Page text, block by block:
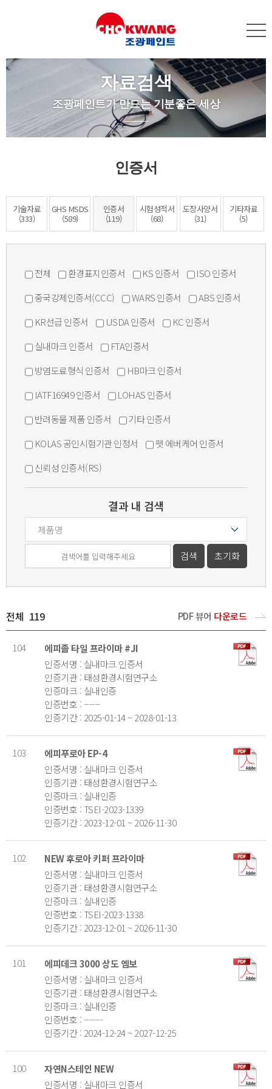
자료검색
조광페인트가 만드는 기분좋은 세상
인증서
기술자료
(333)
GHS MSDS
(589)
인증서
(119)
시험성적서
(68)
도장사양서
(31)
기타자료
(5)
전체 환경표지인증서 KS 인증서
ISO 인증서
중국강제인증서(CCC)
WARS 인증서
ABS 인증서
KR선급 인증서
USDA 인증서
KC 인증서
실내마크 인증서
FTA인증서
방염도료형식 인증서
HB마크 인증서
IATF16949 인증서
LOHAS 인증서
반려동물 제품 인증서
기타 인증서
KOLAS 공인시험기관 인정서
펫 에버케어 인증서
신뢰성 인증서(RS)
결과 내 검색
전체 119 PDF 뷰어 다운로드
104
에피졸 타일 프라이마 #JI
인증서명 : 실내마크 인증서
인증기관 : 태성환경시험연구소
인증마크 : 실내인증
인증번호 : ------
인증기간 : 2025-01-14 ~ 2028-01-13
103
에피푸로아 EP-4
인증서명 : 실내마크 인증서
인증기관 : 태성환경시험연구소
인증마크 : 실내인증
인증번호 : TSEI-2023-1339
인증기간 : 2023-12-01 ~ 2026-11-30
102
NEW 후로아 키퍼 프라이마
인증서명 : 실내마크 인증서
인증기관 : 태성환경시험연구소
인증마크 : 실내인증
인증번호 : TSEI-2023-1338
인증기간 : 2023-12-01 ~ 2026-11-30
101
에피데크 3000 상도 엠보
인증서명 : 실내마크 인증서
인증기관 : 태성환경시험연구소
인증마크 : 실내인증
인증번호 : -------
인증기간 : 2024-12-24 ~ 2027-12-25
100
자연N스테인 NEW
인증서명 : 실내마크 인증서